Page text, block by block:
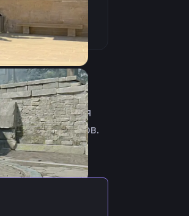
января 1997
за dAT fe,
время
подписчиков.
cfg csgo можно